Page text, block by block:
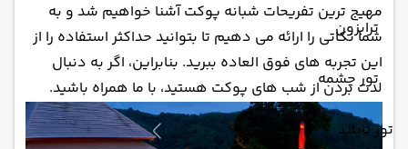
ترابزون
تور چشمه
تور تایلند
مهیج ترین تفریحات شبانه پوکت آشنا خواهیم شد و به
شما نکاتی را ارائه می دهیم تا بتوانید حداکثر استفاده را از
این تجربه های فوق العاده ببرید. بنابراین، اگر به دنبال
لذت بردن از شب های پوکت هستید، با ما همراه باشید.